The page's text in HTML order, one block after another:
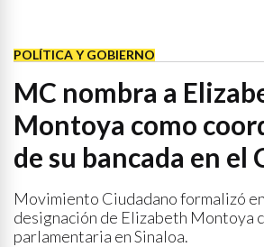
POLÍTICA Y GOBIERNO
MC nombra a
Montoya como
de su bancada en el
Movimiento Ciudadano formalizó
designación de Elizabeth Montoya
parlamentaria en Sinaloa.